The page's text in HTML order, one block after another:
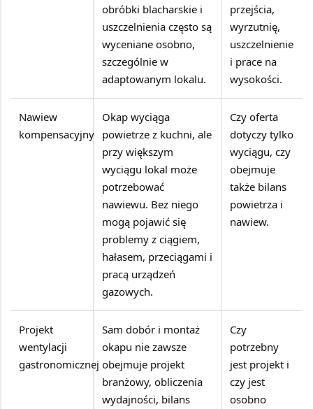
obróbki blacharskie i
uszczelnienia często są
wyceniane osobno,
szczególnie w
adaptowanym lokalu.
przejścia,
wyrzutnię,
uszczelnienie
i prace na
wysokości.
Nawiew
kompensacyjny
Okap wyciąga
powietrze z kuchni, ale
przy większym
wyciągu lokal może
potrzebować
nawiewu. Bez niego
mogą pojawić się
problemy z ciągiem,
hałasem, przeciągami i
pracą urządzeń
gazowych.
Czy oferta
dotyczy tylko
wyciągu, czy
obejmuje
także bilans
powietrza i
nawiew.
Projekt
wentylacji
gastronomicznej
Sam dobór i montaż
okapu nie zawsze
obejmuje projekt
branżowy, obliczenia
wydajności, bilans
Czy
potrzebny
jest projekt i
czy jest
osobno